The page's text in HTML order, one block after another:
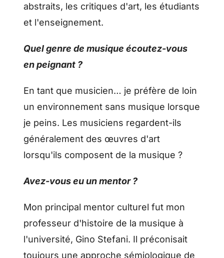
abstraits, les critiques d'art, les étudiants
et l'enseignement.
Quel genre de musique écoutez-vous
en peignant ?
En tant que musicien… je préfère de loin
un environnement sans musique lorsque
je peins. Les musiciens regardent-ils
généralement des œuvres d'art
lorsqu'ils composent de la musique ?
Avez-vous eu un mentor ?
Mon principal mentor culturel fut mon
professeur d'histoire de la musique à
l'université, Gino Stefani. Il préconisait
toujours une approche sémiologique de